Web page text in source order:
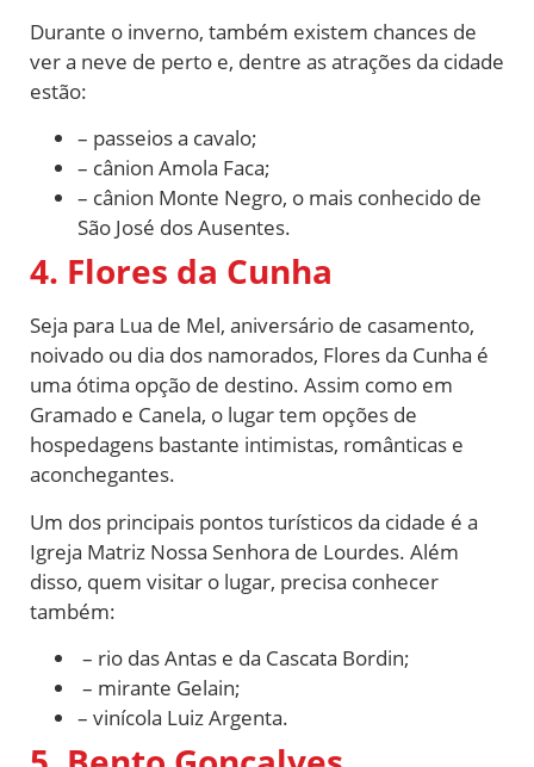
Durante o inverno, também existem chances de
ver a neve de perto e, dentre as atrações da cidade
estão:
– passeios a cavalo;
– cânion Amola Faca;
– cânion Monte Negro, o mais conhecido de
São José dos Ausentes.
4. Flores da Cunha
Seja para Lua de Mel, aniversário de casamento,
noivado ou dia dos namorados, Flores da Cunha é
uma ótima opção de destino. Assim como em
Gramado e Canela, o lugar tem opções de
hospedagens bastante intimistas, românticas e
aconchegantes.
Um dos principais pontos turísticos da cidade é a
Igreja Matriz Nossa Senhora de Lourdes. Além
disso, quem visitar o lugar, precisa conhecer
também:
– rio das Antas e da Cascata Bordin;
– mirante Gelain;
– vinícola Luiz Argenta.